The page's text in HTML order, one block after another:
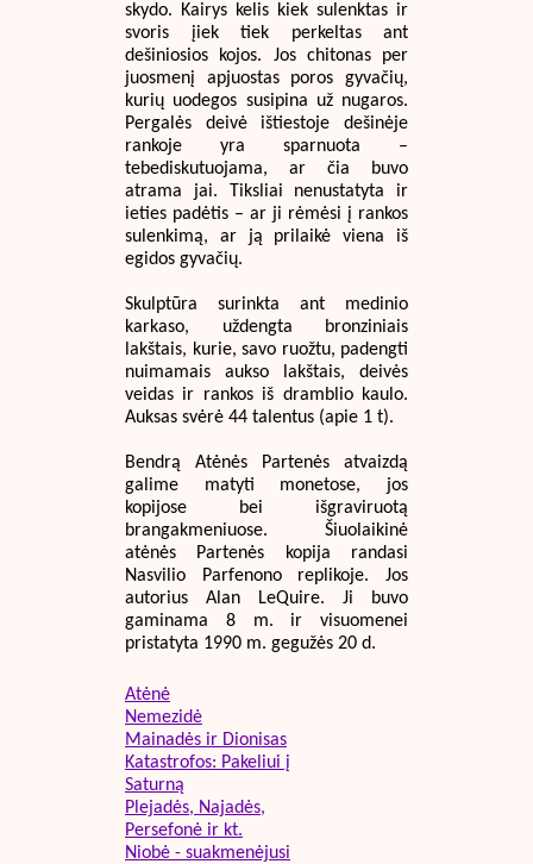
skydo. Kairys kelis kiek sulenktas ir
svoris įiek tiek perkeltas ant
dešiniosios kojos. Jos chitonas per
juosmenį apjuostas poros gyvačių,
kurių uodegos susipina už nugaros.
Pergalės deivė ištiestoje dešinėje
rankoje yra sparnuota –
tebediskutuojama, ar čia buvo
atrama jai. Tiksliai nenustatyta ir
ieties padėtis – ar ji rėmėsi į rankos
sulenkimą, ar ją prilaikė viena iš
egidos gyvačių.
Skulptūra surinkta ant medinio
karkaso, uždengta bronziniais
lakštais, kurie, savo ruožtu, padengti
nuimamais aukso lakštais, deivės
veidas ir rankos iš dramblio kaulo.
Auksas svėrė 44 talentus (apie 1 t).
Bendrą Atėnės Partenės atvaizdą
galime matyti monetose, jos
kopijose bei išgraviruotą
brangakmeniuose. Šiuolaikinė
atėnės Partenės kopija randasi
Nasvilio Parfenono replikoje. Jos
autorius Alan LeQuire. Ji buvo
gaminama 8 m. ir visuomenei
pristatyta 1990 m. gegužės 20 d.
Atėnė
Nemezidė
Mainadės ir Dionisas
Katastrofos: Pakeliui į
Saturną
Plejadės, Najadės,
Persefonė ir kt.
Niobė - suakmenėjusi